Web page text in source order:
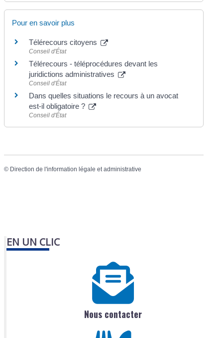
Pour en savoir plus
Télérecours citoyens
Conseil d'État
Télérecours - téléprocédures devant les
juridictions administratives
Conseil d'État
Dans quelles situations le recours à un avocat
est-il obligatoire ?
Conseil d'État
© Direction de l'information légale et administrative
EN UN CLIC
Nous contacter